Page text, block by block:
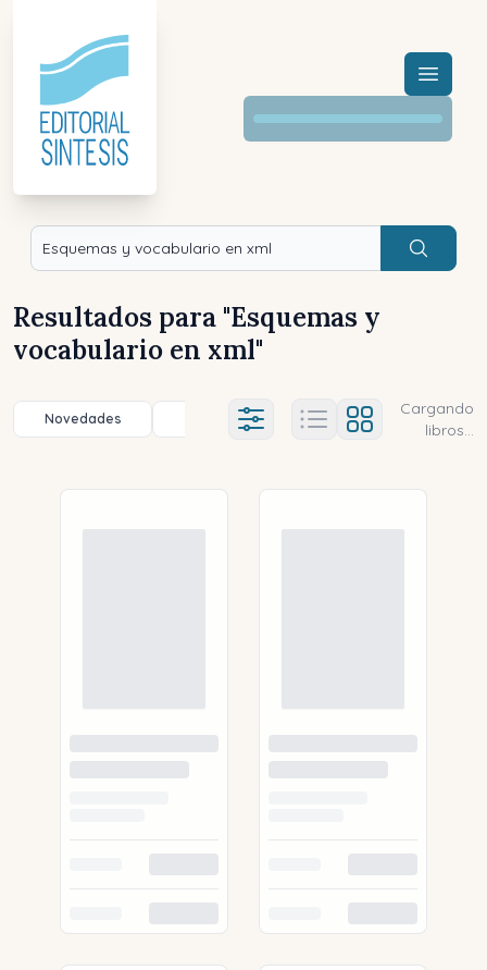
Menú
Buscar
Resultados para "Esquemas y
vocabulario en xml"
Novedades Título (a-z) Título (z-a)
Ajustes abierto
Cargando
libros...